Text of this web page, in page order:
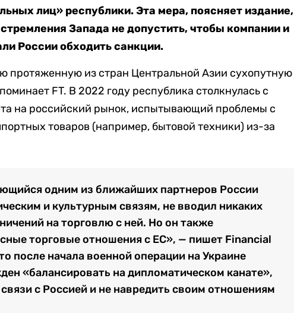
лиц» республики. Эта мера, поясняет издание,
Запада не допустить, чтобы компании и
России обходить санкции.
протяженную из стран Центральной Азии сухопутную
FT. В 2022 году республика столкнулась с
на российский рынок, испытывающий проблемы с
товаров (например, бытовой техники) из-за
одним из ближайших партнеров России
и культурным связям, не вводил никаких
на торговлю с ней. Но он также
торговые отношения с ЕС», — пишет Financial
после начала военной операции на Украине
«балансировать на дипломатическом канате»,
с Россией и не навредить своим отношениям